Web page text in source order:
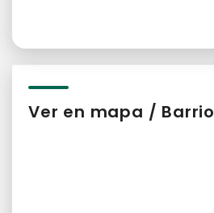
Ver en mapa / Barrio